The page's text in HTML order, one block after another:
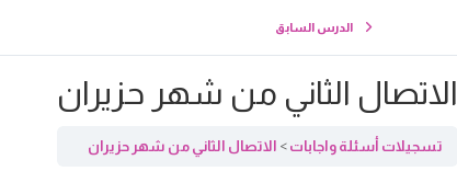
الدرس السابق
الاتصال الثاني من شهر حزيران
تسجيلات أسئلة واجابات الاتصال الثاني من شهر حزيران